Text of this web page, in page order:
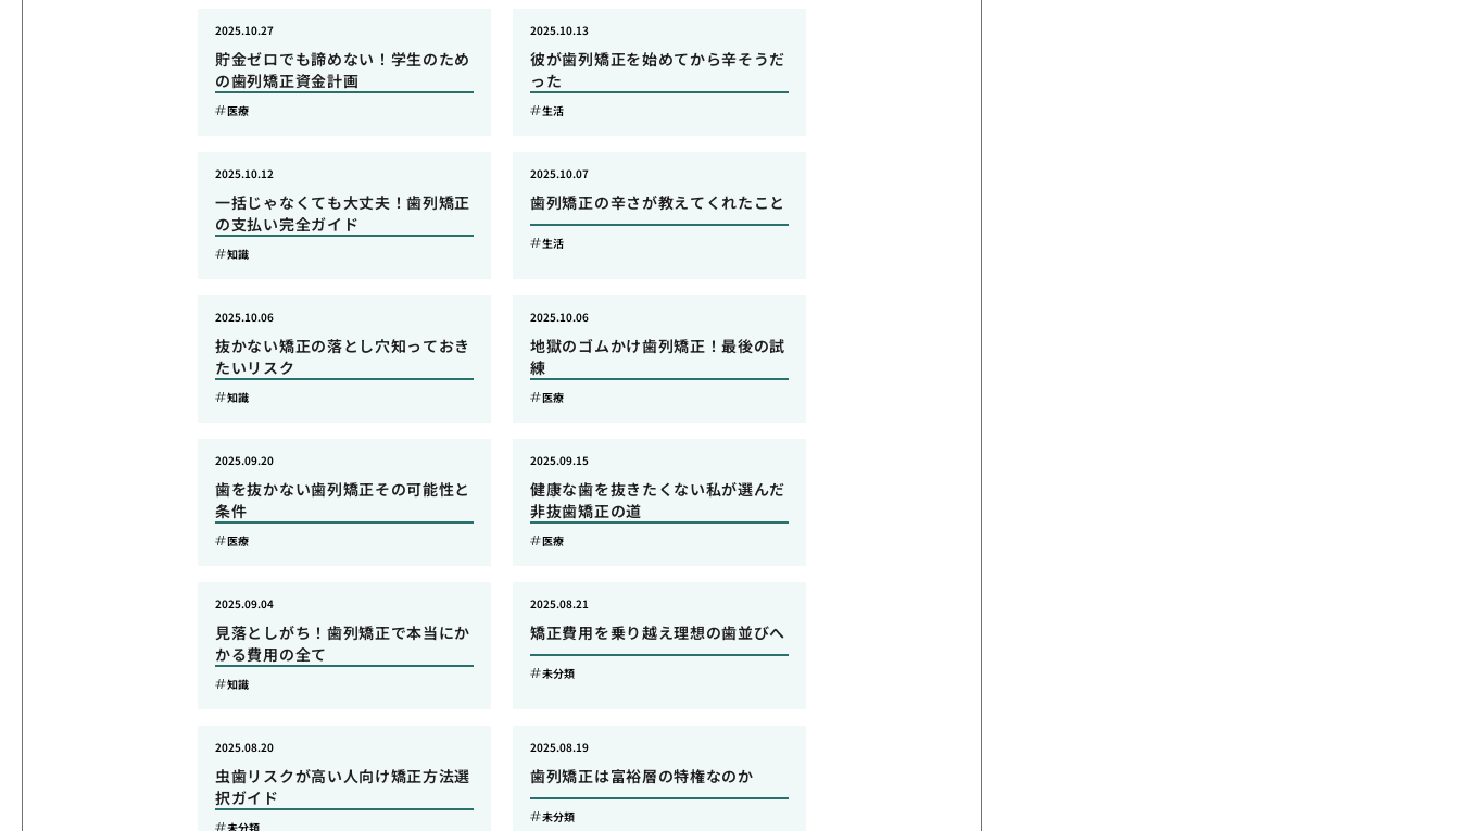
貯金ゼロでも諦めない！学生のため
の歯列矯正資金計画
2025.10.27
医療
彼が歯列矯正を始めてから辛そうだ
った
2025.10.13
生活
一括じゃなくても大丈夫！歯列矯正
の支払い完全ガイド
2025.10.12
知識
歯列矯正の辛さが教えてくれたこと
2025.10.07
生活
抜かない矯正の落とし穴知っておき
たいリスク
2025.10.06
知識
地獄のゴムかけ歯列矯正！最後の試
練
2025.10.06
医療
歯を抜かない歯列矯正その可能性と
条件
2025.09.20
医療
健康な歯を抜きたくない私が選んだ
非抜歯矯正の道
2025.09.15
医療
見落としがち！歯列矯正で本当にか
かる費用の全て
2025.09.04
知識
矯正費用を乗り越え理想の歯並びへ
2025.08.21
未分類
虫歯リスクが高い人向け矯正方法選
択ガイド
2025.08.20
未分類
歯列矯正は富裕層の特権なのか
2025.08.19
未分類